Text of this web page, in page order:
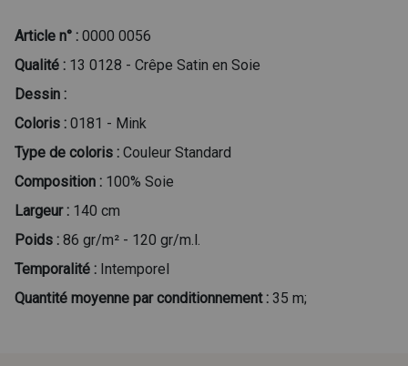
Article n° : 0000 0056
Qualité : 13 0128 - Crêpe Satin en Soie
Dessin :
Coloris : 0181 - Mink
Type de coloris : Couleur Standard
Composition : 100% Soie
Largeur : 140 cm
Poids : 86 gr/m² - 120 gr/m.l.
Temporalité : Intemporel
Quantité moyenne par conditionnement : 35 m;